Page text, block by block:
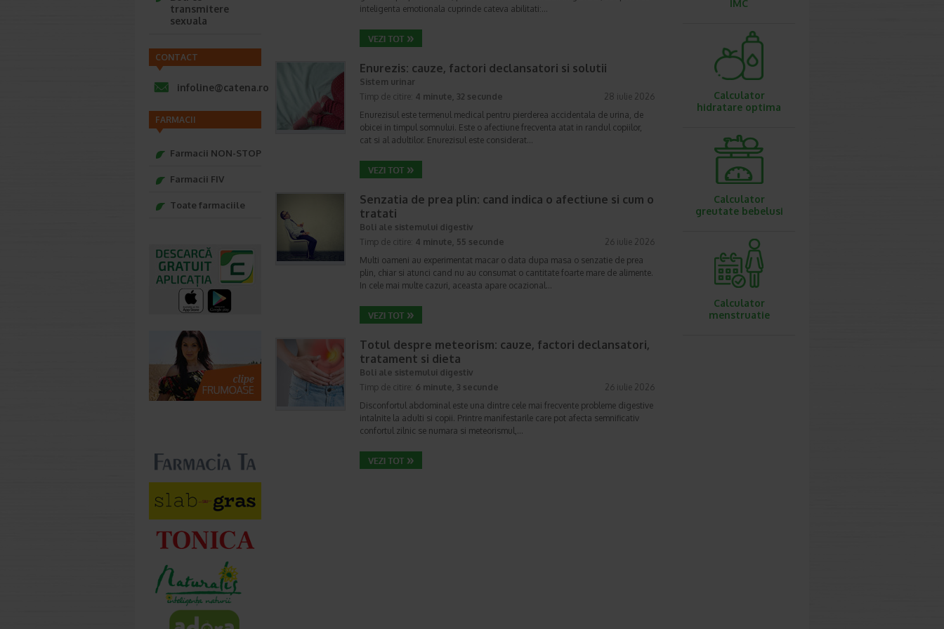
inteligenta emotionala cuprinde cateva abilitati:…
Enurezis: cauze, factori declansatori si solutii
Sistem urinar
Timp de citire: 4 minute, 32 secunde
28 iulie 2026
Enurezisul este termenul medical pentru pierderea accidentala de urina, de
obicei in timpul somnului. Este o afectiune frecventa atat in randul copiilor,
cat si al adultilor. Enurezisul este considerat…
Senzatia de prea plin: cand indica o afectiune si cum o
tratati
Boli ale sistemului digestiv
Timp de citire: 4 minute, 55 secunde
26 iulie 2026
Multi oameni au experimentat macar o data dupa masa o senzatie de prea
plin, chiar si atunci cand nu au consumat o cantitate foarte mare de alimente.
In cele mai multe cazuri, aceasta apare ocazional…
Totul despre meteorism: cauze, factori declansatori,
tratament si dieta
Boli ale sistemului digestiv
Timp de citire: 6 minute, 3 secunde
26 iulie 2026
Disconfortul abdominal este una dintre cele mai frecvente probleme digestive
intalnite la adulti si copii. Printre manifestarile care pot afecta semnificativ
confortul zilnic se numara si meteorismul,…
transmitere
sexuala
CONTACT
infoline@catena.ro
FARMACII
Farmacii NON-STOP
Farmacii FIV
Toate farmaciile
IMC
Calculator
hidratare optima
Calculator
greutate bebelusi
Calculator
menstruatie